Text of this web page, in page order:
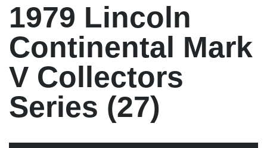
1979 Lincoln
Continental Mark
V Collectors
Series (27)